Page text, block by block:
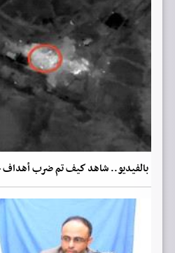
بالفيديو.. شاهد كيف تم ضرب أهداف